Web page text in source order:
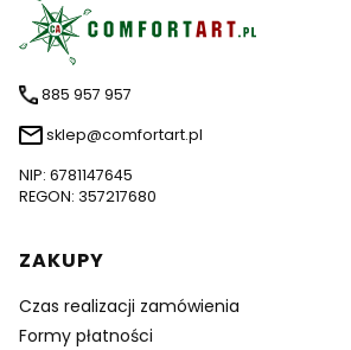
885 957 957
sklep@comfortart.pl
NIP: 6781147645
REGON: 357217680
Linki w stopce
ZAKUPY
Czas realizacji zamówienia
Formy płatności